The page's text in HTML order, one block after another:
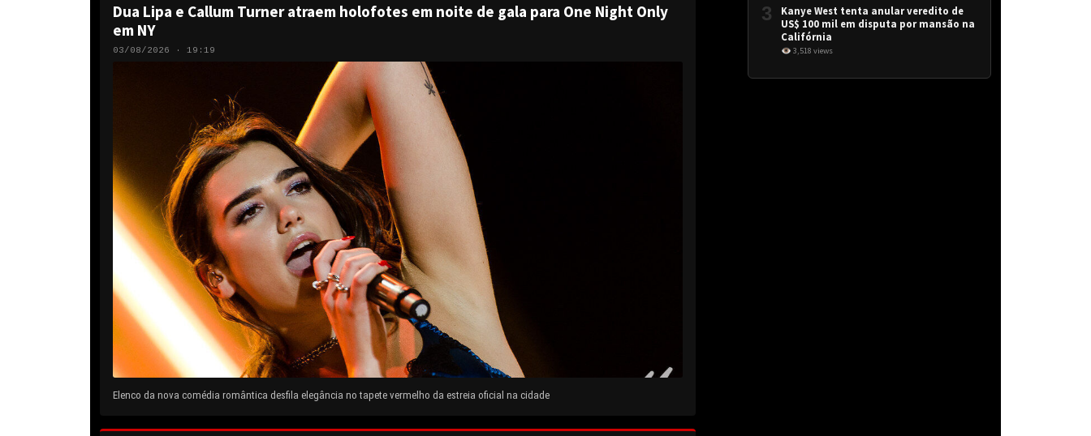
Dua Lipa e Callum Turner atraem holofotes em noite de gala para One Night Only
em NY
03/08/2026 · 19:19
Elenco da nova comédia romântica desfila elegância no tapete vermelho da estreia oficial na cidade
3
Kanye West tenta anular veredito de
US$ 100 mil em disputa por mansão na
Califórnia
👁 3,518 views